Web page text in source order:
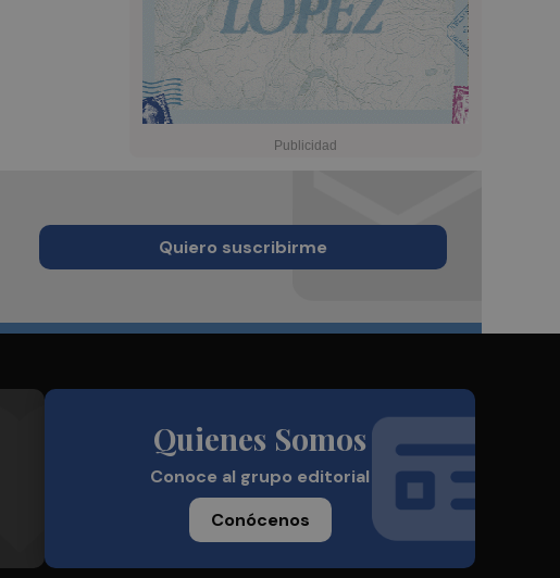
Quiero suscribirme
Quienes Somos
Conoce al grupo editorial
Conócenos